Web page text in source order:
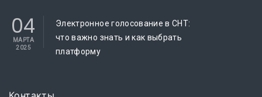
04
МАРТА
2025
Электронное голосование в СНТ:
что важно знать и как выбрать
платформу